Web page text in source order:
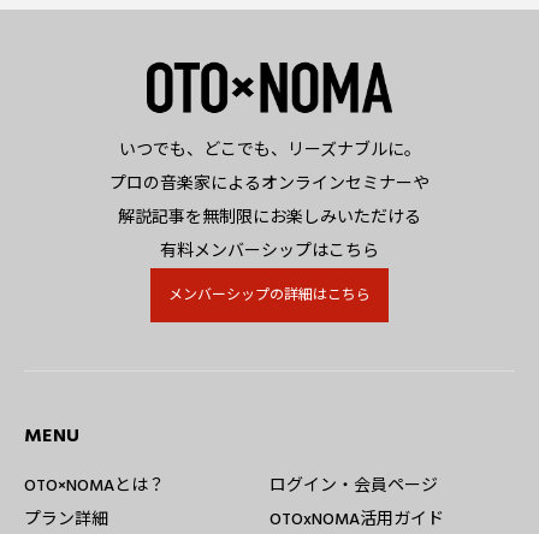
いつでも、どこでも、リーズナブルに。
プロの音楽家によるオンラインセミナーや
解説記事を無制限にお楽しみいただける
有料メンバーシップはこちら
メンバーシップの詳細はこちら
MENU
OTO×NOMAとは？
プラン詳細
ログイン・会員ページ
OTOxNOMA活用ガイド